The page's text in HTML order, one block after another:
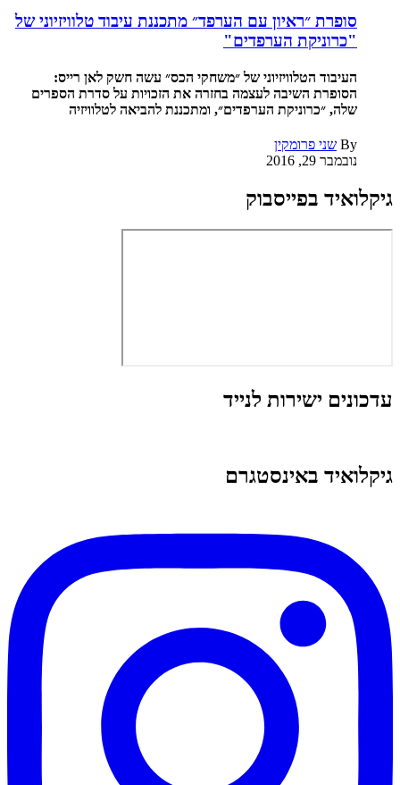
סופרת ״ראיון עם הערפד״ מתכננת עיבוד טלוויזיוני של
"כרוניקת הערפדים"
העיבוד הטלוויזיוני של ״משחקי הכס״ עשה חשק לאן רייס:
הסופרת השיבה לעצמה בחזרה את הזכויות על סדרת הספרים
שלה, ״כרוניקת הערפדים״, ומתכננת להביאה לטלוויזיה
By שני פרומקין
נובמבר 29, 2016
גיקלואיד בפייסבוק
עדכונים ישירות לנייד
גיקלואיד באינסטגרם